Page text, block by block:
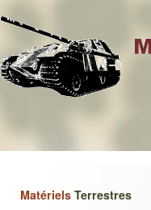
Matériels Terrestres